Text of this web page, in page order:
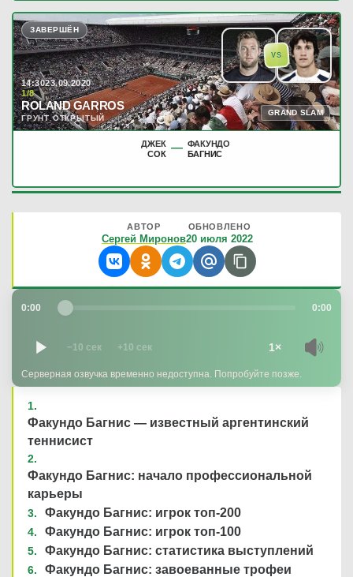
VS
ЗАВЕРШЁН
14:3023.09.2020
1/8
ROLAND GARROS
ГРУНТ ОТКРЫТЫЙ
GRAND SLAM
ДЖЕК
СОК — ФАКУНДО
БАГНИС
АВТОР
Сергей Миронов
ОБНОВЛЕНО
20 июля 2022
0:00 0:00
−10 сек +10 сек 1×
Серверная озвучка временно недоступна. Попробуйте позже.
Факундо Багнис — известный аргентинский
теннисист
Факундо Багнис: начало профессиональной
карьеры
Факундо Багнис: игрок топ-200
Факундо Багнис: игрок топ-100
Факундо Багнис: статистика выступлений
Факундо Багнис: завоеванные трофеи